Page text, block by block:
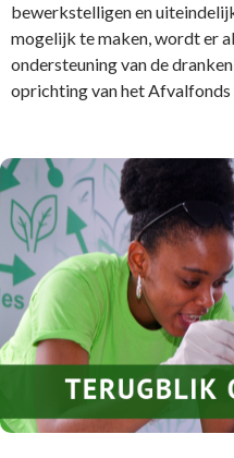
bewerkstelligen en
mogelijk te maken, wordt er
ondersteuning van de
oprichting van het Afvalfonds